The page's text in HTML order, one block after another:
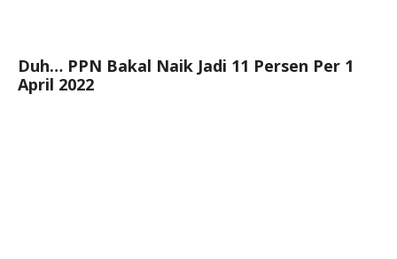
Duh… PPN Bakal Naik Jadi 11 Persen Per 1
April 2022